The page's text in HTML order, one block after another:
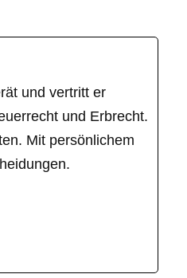
und vertritt er
und Erbrecht.
Mit persönlichem